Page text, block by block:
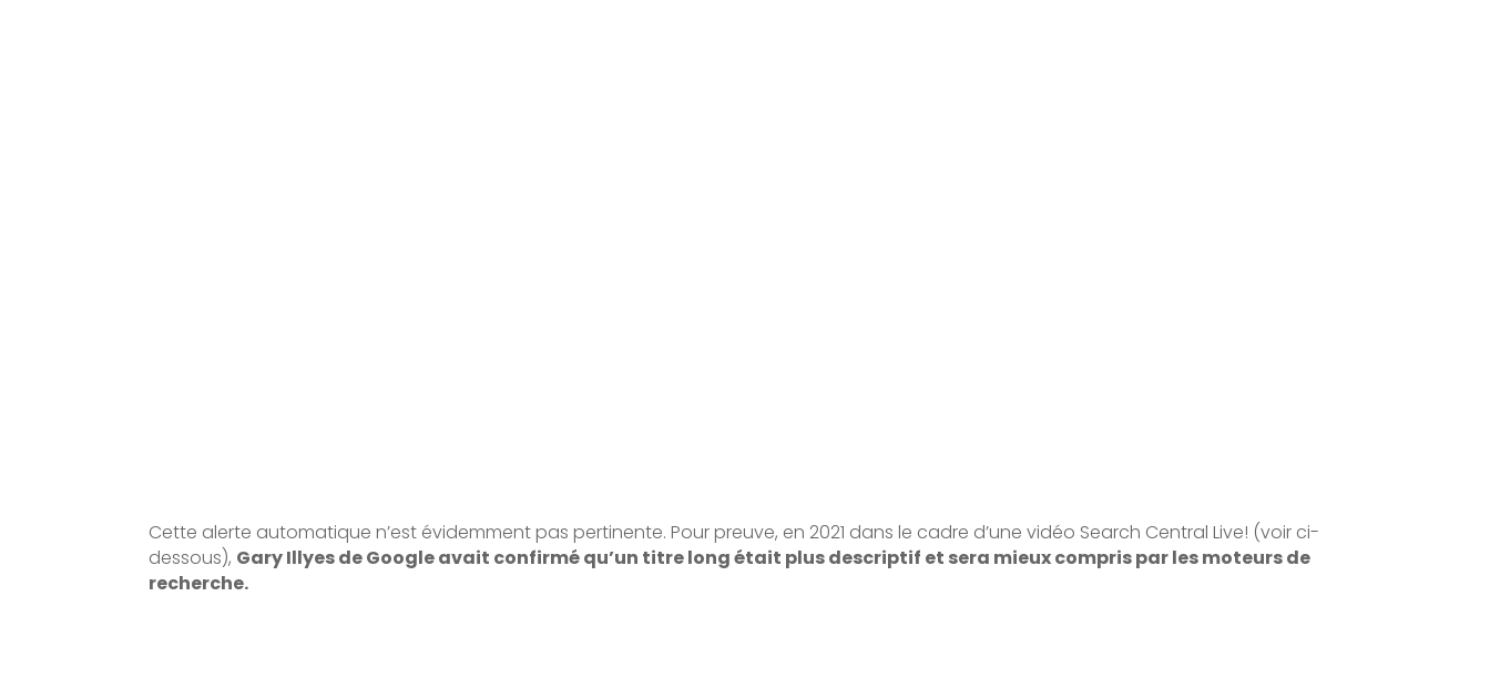
Cette alerte automatique n’est évidemment pas pertinente. Pour preuve, en 2021 dans le cadre d’une vidéo Search Central Live! (voir ci-
dessous), Gary Illyes de Google avait confirmé qu’un titre long était plus descriptif et sera mieux compris par les moteurs de
recherche.